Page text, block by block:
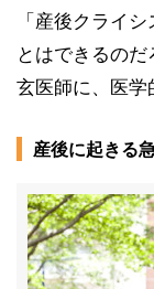
「産後クライ
とはできるの
玄医師に、医学
産後に起きる